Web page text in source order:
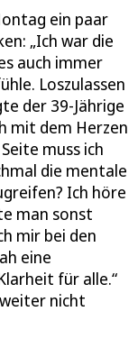
ein paar
„Ich war die
auch immer
Loszulassen
der 39-Jährige
mit dem Herzen
muss ich
die mentale
Ich höre
man sonst
mir bei den
eine
für alle.“
nicht